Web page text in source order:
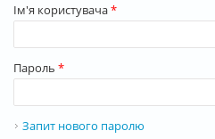
Ім'я користувача*
Пароль *
Запит нового паролю